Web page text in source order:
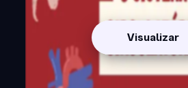
Visualizar